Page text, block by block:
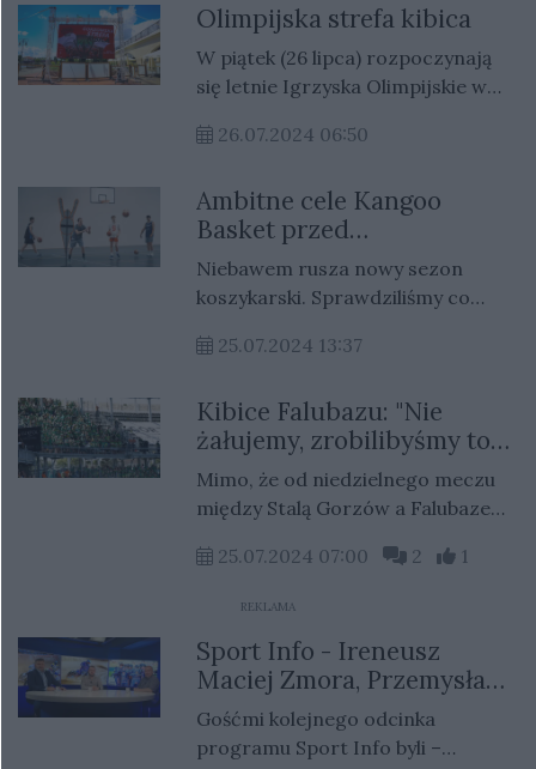
Piotr Książek. Z zasiadania w
komisji rewizyjnej zrezygnował
także Jerzy Synowiec, który od lat
wspierał gorzowski klub. Jednak
jego rezygnacja dotyczy wyłącznie
wsparcia.
Olimpijska strefa kibica
W piątek (26 lipca) rozpoczynają
się letnie Igrzyska Olimpijskie w
zawodników z gorzowskich
Puławska, Wiktor Głazunow i
Cyprian Mrzygłód.
26.07.2024 06:50
Ambitne cele Kangoo
Basket przed
nadchodzącym sezonem
Niebawem rusza nowy sezon
koszykarski. Sprawdziliśmy co
Gorzowscy koszykarze rzucili się
sezonu. Zawodnicy ciężko trenują,
by dostarczyć kibicom
niezapomnianych wrażeń.
Intensywne przygotowania
zaowocują z pewnością świetną
formą na parkiecie. Trzymajcie
25.07.2024 13:37
Kibice Falubazu: "Nie
żałujemy, zrobilibyśmy to
jeszcze raz"
Mimo, że od niedzielnego meczu
między Stalą Gorzów a Falubazem
czasu, nadal jednak nie milkną
25.07.2024 07:00 2 1
REKLAMA
Sport Info - Ireneusz
Maciej Zmora, Przemysław
Ciućka i Jarosław
Miłkowski
Gośćmi kolejnego odcinka
programu Sport Info byli –